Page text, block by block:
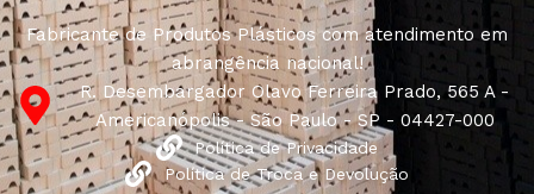
Fabricante de Produtos Plásticos com atendimento em
abrangência nacional!
R. Desembargador Olavo Ferreira Prado, 565 A -
Americanópolis - São Paulo - SP - 04427-000
Política de Privacidade
Política de Troca e Devolução